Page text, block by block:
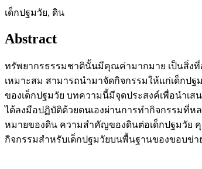
เด็กปฐมวัย, ดิน
Abstract
ทรัพยากรธรรมชาตินั้นมีคุณค่ามากมาย เป็นสิ่ง
เหมาะสม สามารถนำมาจัดกิจกรรมให้แก่เด็กป
ของเด็กปฐมวัย บทความนี้มีจุดประสงค์เพื่อนำเ
ได้ลงมือปฏิบัติด้วยตนเองผ่านการทำกิจกรรมที่ห
หมายของดิน ความสำคัญของดินต่อเด็กปฐมวัย
กิจกรรมสำหรับเด็กปฐมวัยบนพื้นฐานของขอบข่